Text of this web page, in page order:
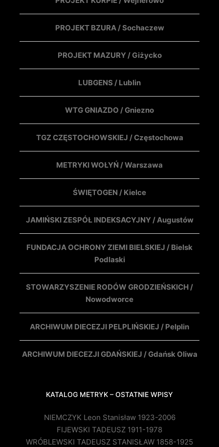
PROJEKT BZURA / Sochaczew
PROJEKT MAZURY / Giżycko
LUBGENS / Lublin
WTG GNIAZDO / Gniezno
TGZ CZĘSTOCHOWSKIEJ / Częstochowa
METRYKI WOŁYŃ / Warszawa
ŚWIĘTOGEN / Kielce
JAMIŃSKI ZESPÓŁ INDEKSACYJNY / Augustów
FUNDACJA OCHRONY ZIEMI BIELSKIEJ / Bielsk
Podlaski
STOWARZYSZENIE RODÓW GRODZIEŃSKICH /
Nowodworce
ARCHIWUM DIECEZJI PELPLIŃSKIEJ / Pelplin
ARCHIWUM DIECEZJI GDAŃSKIEJ / Gdańsk Oliwa
KATALOG METRYK – OSTATNIE WPISY
NIEMCZYK Leon Stanisław 1923-2006
FIJEWSKI TADEUSZ 1911-1978
WRÓBLEWSKI TADEUSZ STANISŁAW 1858-1925